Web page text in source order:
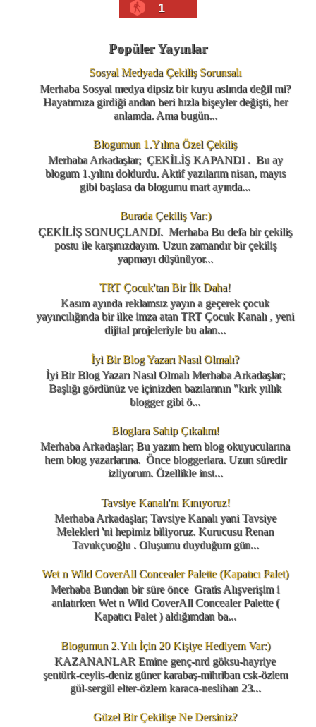
1
Popüler Yayınlar
Sosyal Medyada Çekiliş Sorunsalı
Merhaba Sosyal medya dipsiz bir kuyu aslında değil mi?
Hayatımıza girdiği andan beri hızla bişeyler değişti, her
anlamda. Ama bugün...
Blogumun 1.Yılına Özel Çekiliş
Merhaba Arkadaşlar; ÇEKİLİŞ KAPANDI . Bu ay
blogum 1.yılını doldurdu. Aktif yazılarım nisan, mayıs
gibi başlasa da blogumu mart ayında...
Burada Çekiliş Var:)
ÇEKİLİŞ SONUÇLANDI. Merhaba Bu defa bir çekiliş
postu ile karşınızdayım. Uzun zamandır bir çekiliş
yapmayı düşünüyor...
TRT Çocuk'tan Bir İlk Daha!
Kasım ayında reklamsız yayın a geçerek çocuk
yayıncılığında bir ilke imza atan TRT Çocuk Kanalı , yeni
dijital projeleriyle bu alan...
İyi Bir Blog Yazarı Nasıl Olmalı?
İyi Bir Blog Yazarı Nasıl Olmalı Merhaba Arkadaşlar;
Başlığı gördünüz ve içinizden bazılarının "kırk yıllık
blogger gibi ö...
Bloglara Sahip Çıkalım!
Merhaba Arkadaşlar; Bu yazım hem blog okuyucularına
hem blog yazarlarına. Önce bloggerlara. Uzun süredir
izliyorum. Özellikle inst...
Tavsiye Kanalı'nı Kınıyoruz!
Merhaba Arkadaşlar; Tavsiye Kanalı yani Tavsiye
Melekleri 'ni hepimiz biliyoruz. Kurucusu Renan
Tavukçuoğlu . Oluşumu duyduğum gün...
Wet n Wild CoverAll Concealer Palette (Kapatıcı Palet)
Merhaba Bundan bir süre önce Gratis Alışverişim i
anlatırken Wet n Wild CoverAll Concealer Palette (
Kapatıcı Palet ) aldığımdan ba...
Blogumun 2.Yılı İçin 20 Kişiye Hediyem Var:)
KAZANANLAR Emine genç-nrd göksu-hayriye
şentürk-ceylis-deniz güner karabaş-mihriban csk-özlem
gül-sergül elter-özlem karaca-neslihan 23...
Güzel Bir Çekilişe Ne Dersiniz?